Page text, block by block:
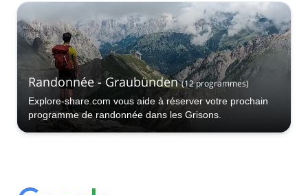
Randonnée - Graubünden (12programmes)
Explore-share.com vous aide à réserver votre prochain
programme de randonnée dans les Grisons.